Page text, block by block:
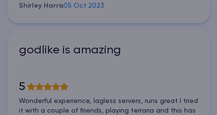
Shirley Harris05 Oct 2023
godlike is amazing
5
Wonderful experience, lagless servers, runs great I tried
it with a couple of friends, playing terraria and this has